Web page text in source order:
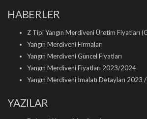
HABERLER
Z Tipi Yangın Merdiveni Üretim Fiyatları
Yangın Merdiveni Firmaları
Yangın Merdiveni Güncel Fiyatları
Yangın Merdiveni Fiyatları 2023/2024
Yangın Merdiveni İmalatı Detayları 2023
YAZILAR